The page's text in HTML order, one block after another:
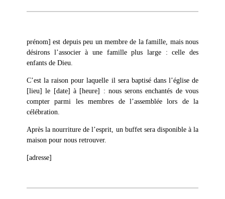
prénom] est depuis peu un membre de la famille, mais nous
désirons l’associer à une famille plus large : celle des
enfants de Dieu.
C’est la raison pour laquelle il sera baptisé dans l’église de
[lieu] le [date] à [heure] : nous serons enchantés de vous
compter parmi les membres de l’assemblée lors de la
célébration.
Après la nourriture de l’esprit, un buffet sera disponible à la
maison pour nous retrouver.
[adresse]